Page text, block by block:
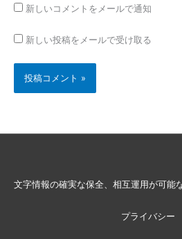
新しいコメントをメールで通知
新しい投稿をメールで受け取る
文字情報の確実な保全、相互運用が可能
プライバシー